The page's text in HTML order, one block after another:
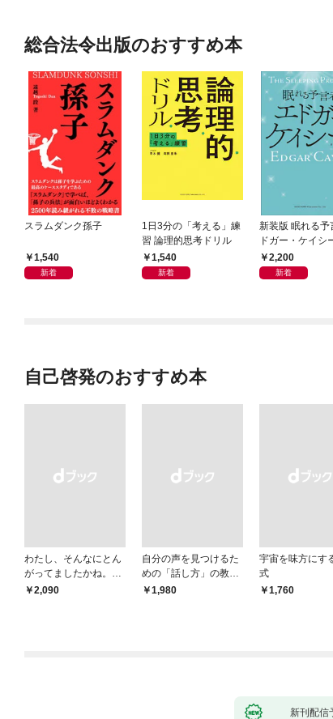
総合法令出版のおすすめ本
スラムダンク孫子
1,540
新着
1日3分の「考える」練
習 論理的思考ドリル
1,540
新着
新装版 眠れる予
ドガー・ケイシ
2,200
新着
自己啓発のおすすめ本
わたし、そんなにとん
がってましたかね。
獅子座、Ａ型、丙午は
￥2,090
自分の声を見つけるた
めの「話し方」の教
室 Ｏｒａｃｙ（オラ
￥1,980
宇宙を味方にす
式
￥1,760
新刊配信